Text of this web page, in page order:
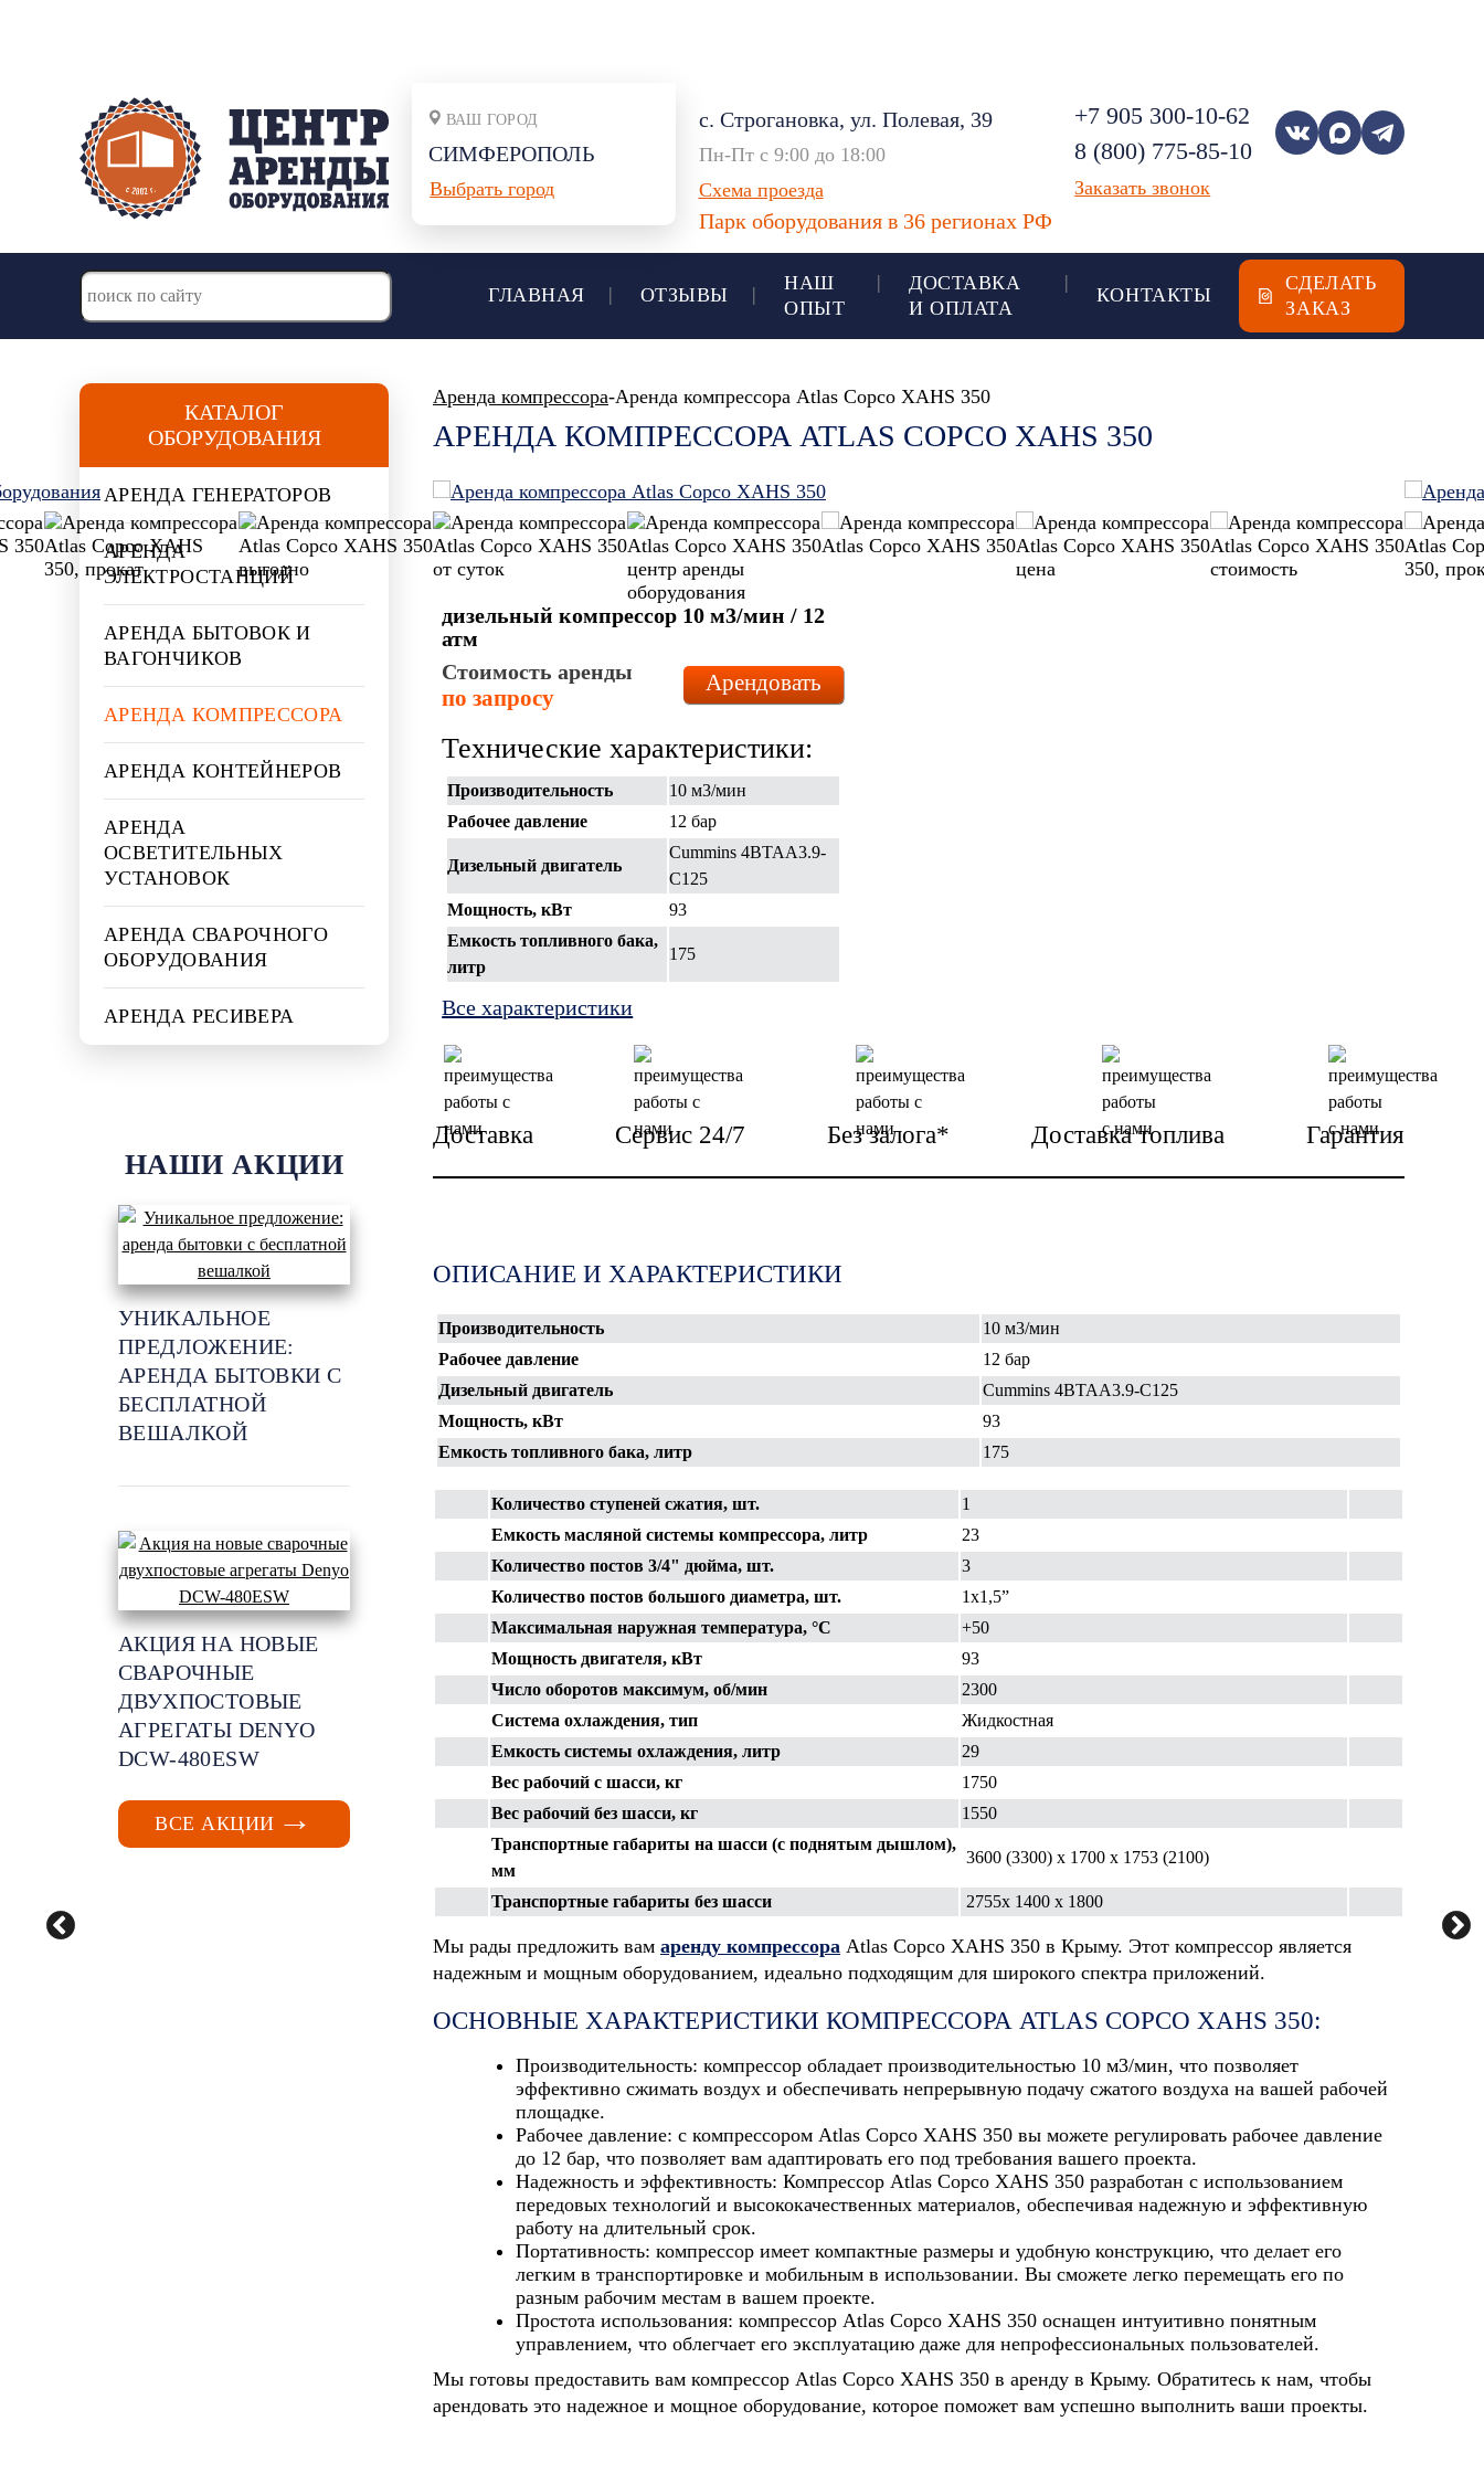
ВАШ ГОРОД
СИМФЕРОПОЛЬ
Выбрать город
с. Строгановка, ул. Полевая, 39
Пн-Пт с 9:00 до 18:00
Схема проезда
Парк оборудования в 36 регионах РФ
+7 905 300-10-62
8 (800) 775-85-10
Заказать звонок
ГЛАВНАЯ ОТЗЫВЫ
НАШ
ОПЫТ
ДОСТАВКА
И ОПЛАТА
КОНТАКТЫ
СДЕЛАТЬ
ЗАКАЗ
КАТАЛОГ
ОБОРУДОВАНИЯ
АРЕНДА ГЕНЕРАТОРОВ
АРЕНДА
ЭЛЕКТРОСТАНЦИЙ
АРЕНДА БЫТОВОК И
ВАГОНЧИКОВ
АРЕНДА КОМПРЕССОРА
АРЕНДА КОНТЕЙНЕРОВ
АРЕНДА
ОСВЕТИТЕЛЬНЫХ
УСТАНОВОК
АРЕНДА СВАРОЧНОГО
ОБОРУДОВАНИЯ
АРЕНДА РЕСИВЕРА
НАШИ АКЦИИ
УНИКАЛЬНОЕ
ПРЕДЛОЖЕНИЕ:
АРЕНДА БЫТОВКИ С
БЕСПЛАТНОЙ
ВЕШАЛКОЙ
АКЦИЯ НА НОВЫЕ
СВАРОЧНЫЕ
ДВУХПОСТОВЫЕ
АГРЕГАТЫ DENYO
DCW-480ESW
ВСЕ АКЦИИ
Аренда компрессора-Аренда компрессора Atlas Copco XAHS 350
АРЕНДА КОМПРЕССОРА ATLAS COPCO XAHS 350
дизельный компрессор 10 м3/мин / 12
атм
Стоимость аренды
по запросу
Арендовать
Технические характеристики:
Производительность
10 м3/мин
Рабочее давление
12 бар
Дизельный двигатель
Cummins 4BTAA3.9-
C125
Мощность, кВт
93
Емкость топливного бака,
литр
175
Все характеристики
Доставка Сервис 24/7 Без залога* Доставка топлива Гарантия
ОПИСАНИЕ И ХАРАКТЕРИСТИКИ
Производительность
10 м3/мин
Рабочее давление
12 бар
Дизельный двигатель
Cummins 4BTAA3.9-C125
Мощность, кВт
93
Емкость топливного бака, литр
175
Количество ступеней сжатия, шт.
1
Емкость масляной системы компрессора, литр
23
Количество постов 3/4" дюйма, шт.
3
Количество постов большого диаметра, шт.
1x1,5”
Максимальная наружная температура, °С
+50
Мощность двигателя, кВт
93
Число оборотов максимум, об/мин
2300
Система охлаждения, тип
Жидкостная
Емкость системы охлаждения, литр
29
Вес рабочий с шасси, кг
1750
Вес рабочий без шасси, кг
1550
Транспортные габариты на шасси (с поднятым дышлом),
мм
3600 (3300) х 1700 х 1753 (2100)
Транспортные габариты без шасси 2755х 1400 х 1800
Мы рады предложить вам аренду компрессора Atlas Copco XAHS 350 в Крыму. Этот компрессор является
надежным и мощным оборудованием, идеально подходящим для широкого спектра приложений.
ОСНОВНЫЕ ХАРАКТЕРИСТИКИ КОМПРЕССОРА ATLAS COPCO XAHS 350:
Производительность: компрессор обладает производительностью 10 м3/мин, что позволяет
эффективно сжимать воздух и обеспечивать непрерывную подачу сжатого воздуха на вашей рабочей
площадке.
Рабочее давление: с компрессором Atlas Copco XAHS 350 вы можете регулировать рабочее давление
до 12 бар, что позволяет вам адаптировать его под требования вашего проекта.
Надежность и эффективность: Компрессор Atlas Copco XAHS 350 разработан с использованием
передовых технологий и высококачественных материалов, обеспечивая надежную и эффективную
работу на длительный срок.
Портативность: компрессор имеет компактные размеры и удобную конструкцию, что делает его
легким в транспортировке и мобильным в использовании. Вы сможете легко перемещать его по
разным рабочим местам в вашем проекте.
Простота использования: компрессор Atlas Copco XAHS 350 оснащен интуитивно понятным
управлением, что облегчает его эксплуатацию даже для непрофессиональных пользователей.
Мы готовы предоставить вам компрессор Atlas Copco XAHS 350 в аренду в Крыму. Обратитесь к нам, чтобы
арендовать это надежное и мощное оборудование, которое поможет вам успешно выполнить ваши проекты.